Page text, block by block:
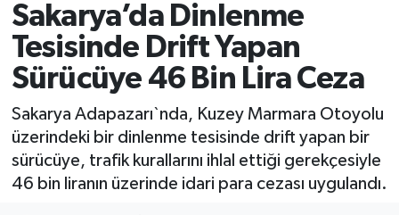
Sakarya’da Dinlenme
Tesisinde Drift Yapan
Sürücüye 46 Bin Lira Ceza
Sakarya Adapazarı`nda, Kuzey Marmara Otoyolu
üzerindeki bir dinlenme tesisinde drift yapan bir
sürücüye, trafik kurallarını ihlal ettiği gerekçesiyle
46 bin liranın üzerinde idari para cezası uygulandı.